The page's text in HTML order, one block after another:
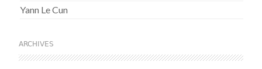
Yann Le Cun
ARCHIVES